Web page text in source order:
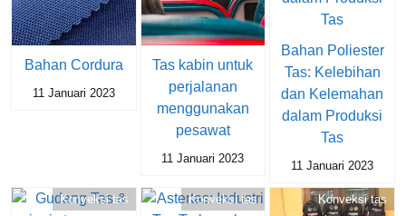
Bahan Cordura
11 Januari 2023
Tas kabin untuk
perjalanan
menggunakan
pesawat
11 Januari 2023
Bahan Poliester
Tas: Kelebihan
dan Kelemahan
dalam Produksi
Tas
11 Januari 2023
Konveksi tas Konveksi tas Konveksi tas